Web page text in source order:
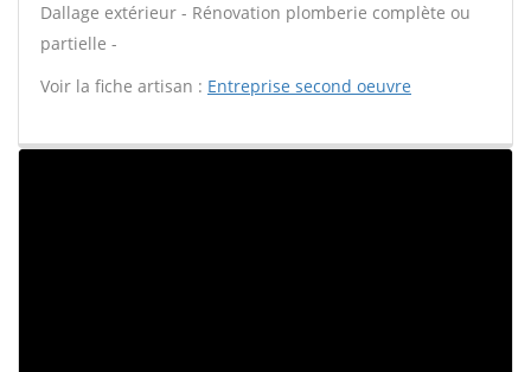
Dallage extérieur - Rénovation plomberie complète ou
partielle -
Voir la fiche artisan : Entreprise second oeuvre